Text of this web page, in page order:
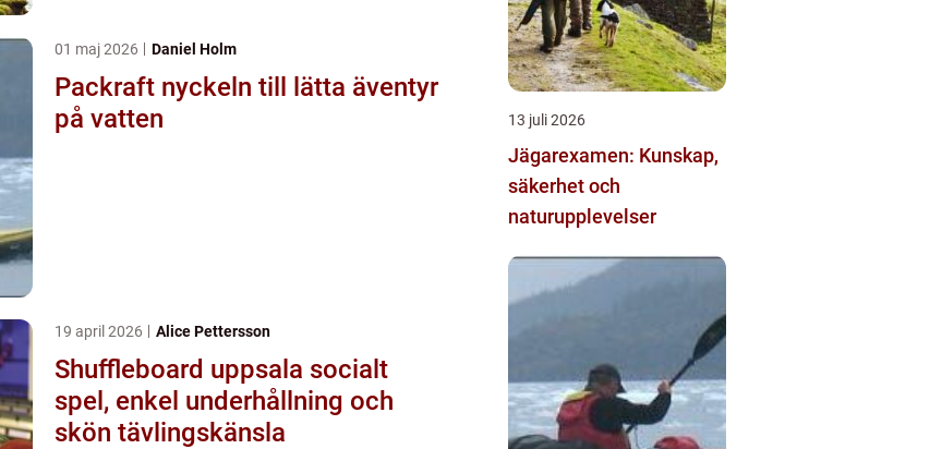
01 maj 2026 Daniel Holm
Packraft nyckeln till lätta äventyr
på vatten
19 april 2026 Alice Pettersson
Shuffleboard uppsala socialt
spel, enkel underhållning och
skön tävlingskänsla
13 juli 2026
Jägarexamen: Kunskap,
säkerhet och
naturupplevelser